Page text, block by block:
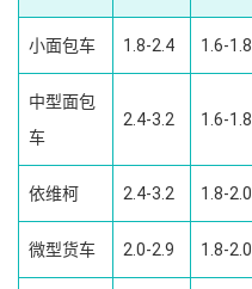
小面包车 1.8-2.4 1.6-1.8
中型面包
车
2.4-3.2 1.6-1.8
依维柯 2.4-3.2 1.8-2.0
微型货车 2.0-2.9 1.8-2.0